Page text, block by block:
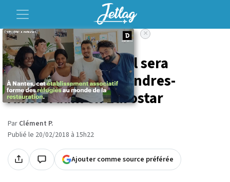
Accueil Voyage
À partir du 4 avril, il sera
possible de faire Londres-
Amsterdam en Eurostar
Par Clément P.
Publié le 20/02/2018 à 15h22
Ajouter comme source préférée
×